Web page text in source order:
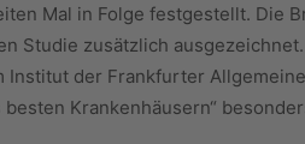
Mal in Folge festgestellt. Die
Studie zusätzlich
Institut der Frankfurter
besten Krankenhäusern“